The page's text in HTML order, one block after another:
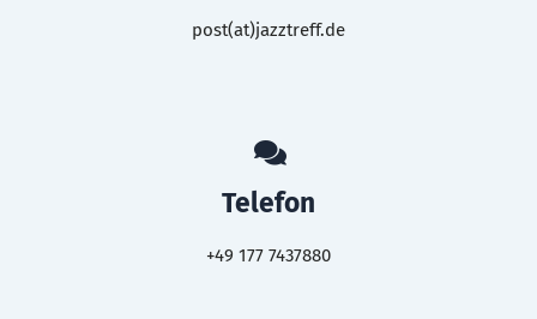
post(at)jazztreff.de
Telefon
+49 177 7437880